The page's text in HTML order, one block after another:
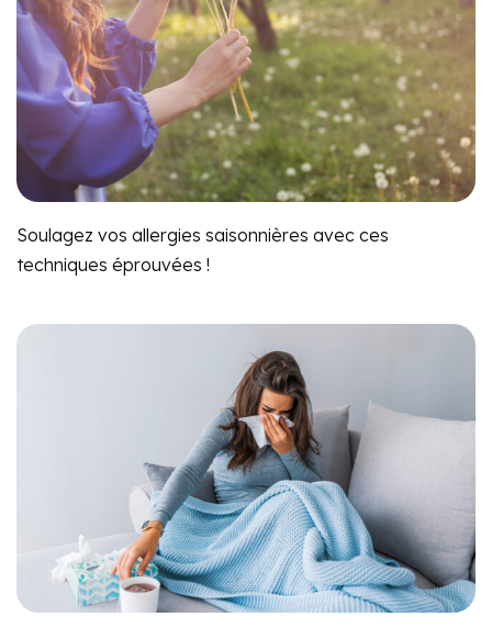
Soulagez vos allergies saisonnières avec ces
techniques éprouvées !